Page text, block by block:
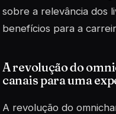
sobre a relevância dos
benefícios para a
A revolução do
canais para uma
A revolução do